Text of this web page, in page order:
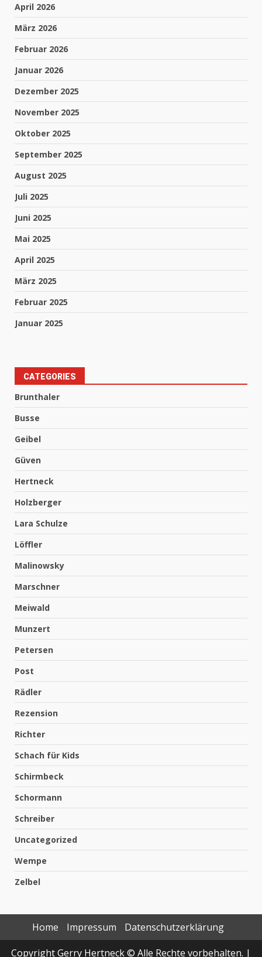
April 2026
März 2026
Februar 2026
Januar 2026
Dezember 2025
November 2025
Oktober 2025
September 2025
August 2025
Juli 2025
Juni 2025
Mai 2025
April 2025
März 2025
Februar 2025
Januar 2025
CATEGORIES
Brunthaler
Busse
Geibel
Güven
Hertneck
Holzberger
Lara Schulze
Löffler
Malinowsky
Marschner
Meiwald
Munzert
Petersen
Post
Rädler
Rezension
Richter
Schach für Kids
Schirmbeck
Schormann
Schreiber
Uncategorized
Wempe
Zelbel
Home Impressum
Datenschutzerklärung
Copyright Gerry Hertneck © Alle Rechte vorbehalten. |